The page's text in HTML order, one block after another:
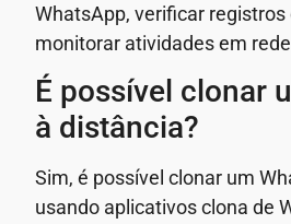
WhatsApp, verificar registros
monitorar atividades em
É possível clonar
à distância?
Sim, é possível clonar um
usando aplicativos clona de